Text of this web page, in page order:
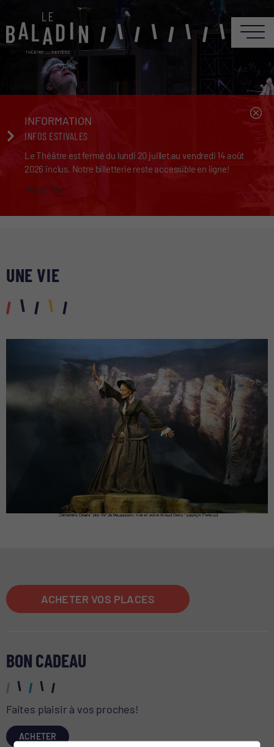
INFORMATION
INFOS ESTIVALES
Le Théâtre est fermé du lundi 20 juillet au vendredi 14 août
2026 inclus. Notre billetterie reste accessible en ligne!
Plus d'infos
UNE VIE
ACHETER VOS PLACES
BON CADEAU
Faites plaisir à vos proches!
ACHETER